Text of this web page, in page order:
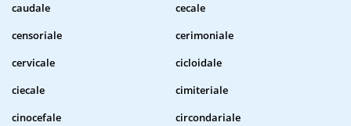
caudale
cecale
censoriale
cerimoniale
cervicale
cicloidale
ciecale
cimiteriale
cinocefale
circondariale